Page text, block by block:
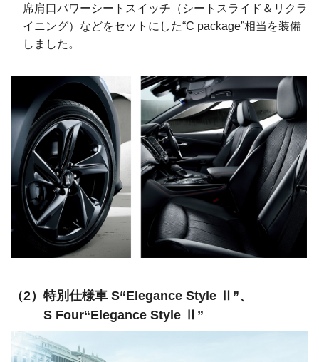
席肩口パワーシートスイッチ（シートスライド＆リクラ
イニング）などをセットにした“C package”相当を装備
しました。
特別仕様車 S“Elegance Style Ⅱ”、
S Four“Elegance Style Ⅱ”